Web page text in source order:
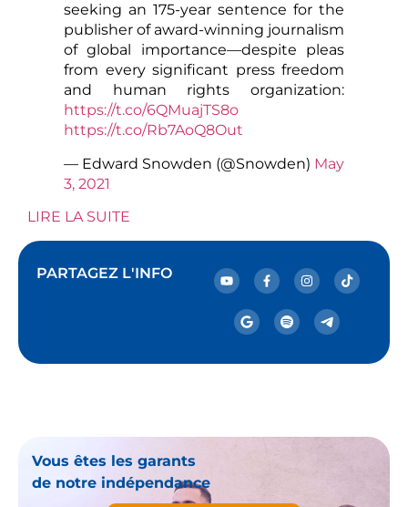
seeking an 175-year sentence for the
publisher of award-winning journalism
of global importance—despite pleas
from every significant press freedom
and human rights organization:
https://t.co/6QMuajTS8o
https://t.co/Rb7AoQ8Out
— Edward Snowden (@Snowden) May
3, 2021
LIRE LA SUITE
PARTAGEZ L'INFO
Vous êtes les garants
de notre indépendance